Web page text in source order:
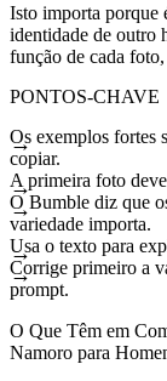
Isto importa porque
identidade de outro
função de cada
PONTOS-CHAVE
Os exemplos fortes
copiar.
A primeira foto
O Bumble diz que
variedade importa.
Usa o texto para
Corrige primeiro a
prompt.
O Que Têm em
Namoro para